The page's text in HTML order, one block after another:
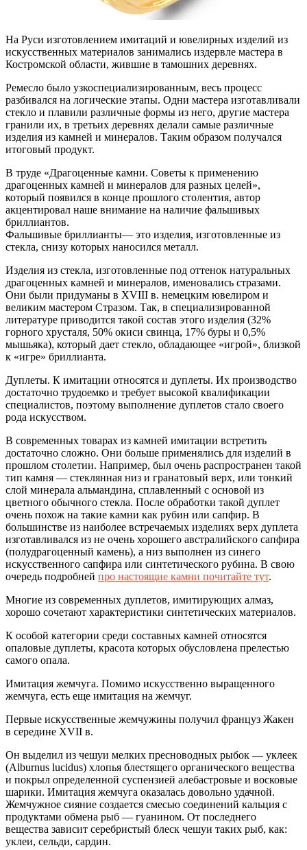
На Руси изготовлением имитаций и ювелирных изделий из
искусственных материалов занимались издервле мастера в
Костромской области, жившие в тамошних деревнях.
Ремесло было узкоспециализированным, весь процесс
разбивался на логические этапы. Одни мастера изготавливали
стекло и плавили различные формы из него, другие мастера
гранили их, в третьих деревнях делали самые различные
изделия из камней и минералов. Таким образом получался
итоговый продукт.
В труде «Драгоценные камни. Советы к применению
драгоценных камней и минералов для разных целей»,
который появился в конце прошлого столентия, автор
акцентировал наше внимание на наличие фальшивых
бриллиантов.
Фальшивые бриллианты— это изделия, изготовленные из
стекла, снизу которых наносился металл.
Изделия из стекла, изготовленные под оттенок натуральных
драгоценных камней и минералов, именовались стразами.
Они были придуманы в XVIII в. немецким ювелиром и
великим мастером Стразом. Так, в специализированной
литературе приводится такой состав этого изделия (32%
горного хрусталя, 50% окиси свинца, 17% буры и 0,5%
мышьяка), который дает стекло, обладающее «игрой», близкой
к «игре» бриллианта.
Дуплеты. К имитации относятся и дуплеты. Их производство
достаточно трудоемко и требует высокой квалификации
специалистов, поэтому выполнение дуплетов стало своего
рода искусством.
В современных товарах из камней имитации встретить
достаточно сложно. Они больше применялись для изделий в
прошлом столетии. Например, был очень распространен такой
тип камня — стеклянная низ и гранатовый верх, или тонкий
слой минерала альмандина, сплавленный с основой из
цветного обычного стекла. После обработки такой дуплет
очень похож на такие камни как рубин или сапфир. В
большинстве из наиболее встречаемых изделиях верх дуплета
изготавливался из не очень хорошего австралийского сапфира
(полудрагоценный камень), а низ выполнен из синего
искусственного сапфира или синтетического рубина. В свою
очередь подробней про настоящие камни почитайте тут.
Многие из современных дуплетов, имитирующих алмаз,
хорошо сочетают характеристики синтетических материалов.
К особой категории среди составных камней относятся
опаловые дуплеты, красота которых обусловлена прелестью
самого опала.
Имитация жемчуга. Помимо искусственно выращенного
жемчуга, есть еще имитация на жемчуг.
Первые искусственные жемчужины получил француз Жакен
в середине XVII в.
Он выделил из чешуи мелких пресноводных рыбок — уклеек
(Alburnus lucidus) хлопья блестящего органического вещества
и покрыл определенной суспензией алебастровые и восковые
шарики. Имитация жемчуга оказалась довольно удачной.
Жемчужное сияние создается смесью соединений кальция с
продуктами обмена рыб — гуанином. От последнего
вещества зависит серебристый блеск чешуи таких рыб, как:
уклеи, сельди, сардин.